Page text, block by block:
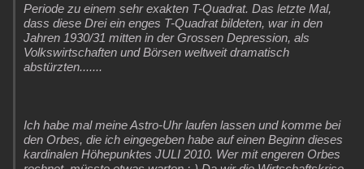
Periode zu einem sehr exakten T-Quadrat. Das letzte Mal,
dass diese Drei ein enges T-Quadrat bildeten, war in den
Jahren 1930/31 mitten in der Grossen Depression, als
Volkswirtschaften und Börsen weltweit dramatisch
abstürzten.......
Ich habe mal meine Astro-Uhr laufen lassen und komme bei
den Orbes, die ich eingegeben habe auf einen Beginn dieses
kardinalen Höhepunktes JULI 2010. Wer mit engeren Orbes